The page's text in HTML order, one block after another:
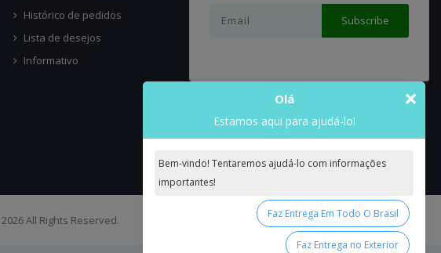
Histórico de pedidos
Lista de desejos
Informativo
All Rights Reserved.
×
Olá
Estamos aqui para ajudá-lo!
Bem-vindo! Tentaremos ajudá-lo com informações
importantes!
Faz Entrega Em Todo O Brasil
Faz Entrega no Exterior